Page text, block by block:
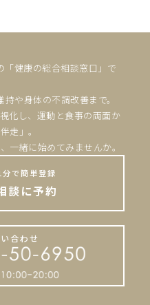
「健康の総合相談窓口」で
や身体の不調改善まで。
化し、運動と食事の両面か
走」。
一緒に始めてみませんか。
で簡単登録
談に予約
合わせ